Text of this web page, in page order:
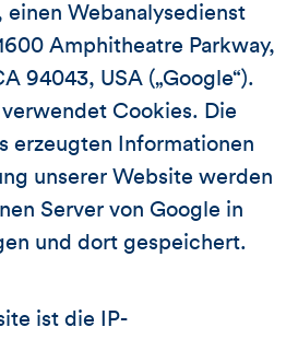
einen Webanalysedienst
Amphitheatre Parkway,
94043, USA („Google“).
Cookies. Die
erzeugten Informationen
unserer Website werden
Server von Google in
und dort gespeichert.
ist die IP-